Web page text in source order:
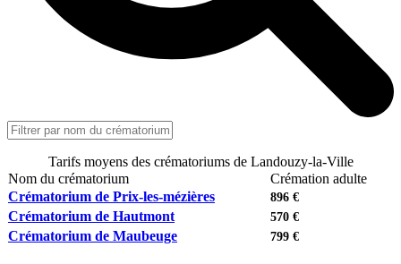
Tarifs moyens des crématoriums de Landouzy-la-Ville
Nom du crématorium
Crémation adulte
Crématorium de Prix-les-mézières
896 €
Crématorium de Hautmont 570 €
Crématorium de Maubeuge 799 €